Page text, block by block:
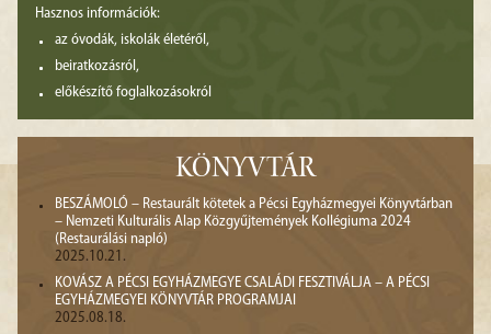
Hasznos információk:
az óvodák, iskolák életéről,
beiratkozásról,
előkészítő foglalkozásokról
KÖNYVTÁR
BESZÁMOLÓ – Restaurált kötetek a Pécsi Egyházmegyei Könyvtárban
– Nemzeti Kulturális Alap Közgyűjtemények Kollégiuma 2024
(Restaurálási napló)
2025.10.21.
KOVÁSZ A PÉCSI EGYHÁZMEGYE CSALÁDI FESZTIVÁLJA – A PÉCSI
EGYHÁZMEGYEI KÖNYVTÁR PROGRAMJAI
2025.08.18.